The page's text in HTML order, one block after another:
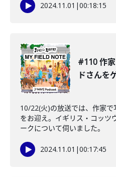
2024.11.01 |00:18:15
#110 作
ドさんを
10/22(火)の放送では、作家
をお迎え。イギリス・コッツ
ークについて伺いました。
2024.11.01 |00:17:45